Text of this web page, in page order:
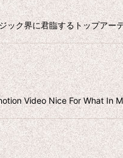
ク界に君臨するトップア
Video Nice For What In